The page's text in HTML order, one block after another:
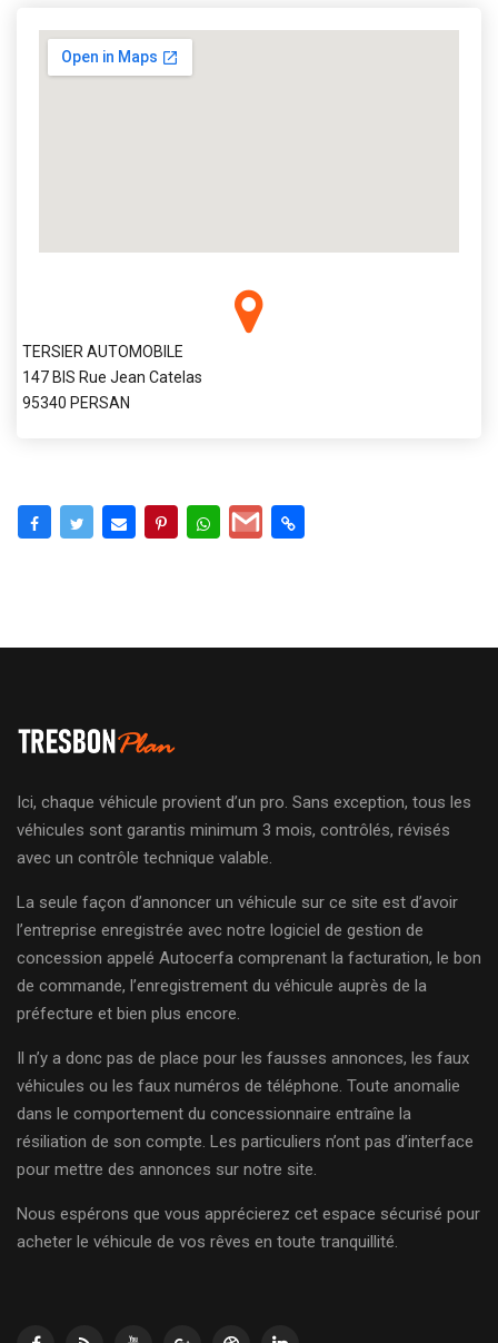
TERSIER AUTOMOBILE
147 BIS Rue Jean Catelas
95340 PERSAN
Ici, chaque véhicule provient d’un pro. Sans exception, tous les
véhicules sont garantis minimum 3 mois, contrôlés, révisés
avec un contrôle technique valable.
La seule façon d’annoncer un véhicule sur ce site est d’avoir
l’entreprise enregistrée avec notre logiciel de gestion de
concession appelé Autocerfa comprenant la facturation, le bon
de commande, l’enregistrement du véhicule auprès de la
préfecture et bien plus encore.
Il n’y a donc pas de place pour les fausses annonces, les faux
véhicules ou les faux numéros de téléphone. Toute anomalie
dans le comportement du concessionnaire entraîne la
résiliation de son compte. Les particuliers n’ont pas d’interface
pour mettre des annonces sur notre site.
Nous espérons que vous apprécierez cet espace sécurisé pour
acheter le véhicule de vos rêves en toute tranquillité.